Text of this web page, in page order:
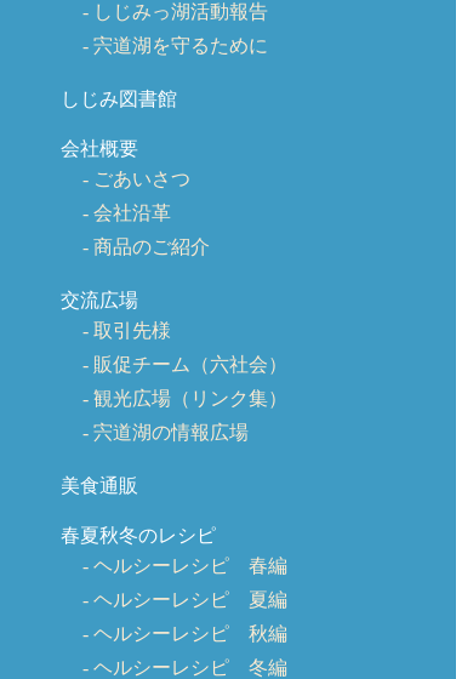
しじみっ湖活動報告
宍道湖を守るために
しじみ図書館
会社概要
ごあいさつ
会社沿革
商品のご紹介
交流広場
取引先様
販促チーム（六社会）
観光広場（リンク集）
宍道湖の情報広場
美食通販
春夏秋冬のレシピ
ヘルシーレシピ 春編
ヘルシーレシピ 夏編
ヘルシーレシピ 秋編
ヘルシーレシピ 冬編